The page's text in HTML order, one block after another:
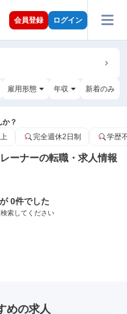
会員登録 ログイン
雇用形態 年収 新着のみ
？
完全週休2日制 学歴
ーナーの転職・求人情報
0件でした
索してください
めの求人